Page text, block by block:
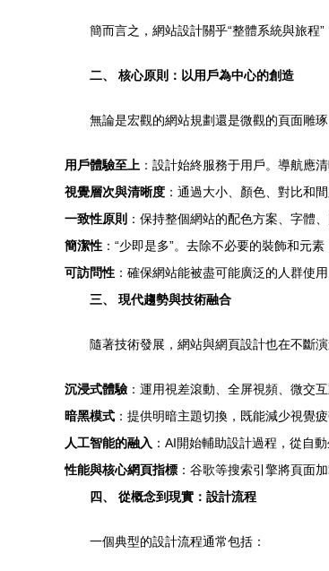
簡而言之，網站設計關乎“整體系統與旅程”
二、 核心原則：以用戶為中心的創造
無論是宏觀的網站規劃還是微觀的頁面雕
用戶體驗至上 ：設計始終服務于用戶。導航應
視覺層次與清晰度 ：通過大小、顏色、對比和
一致性原則 ：保持整個網站的配色方案、字體
簡潔性 ：“少即是多”。去除不必要的裝飾和元
可訪問性 ：確保網站能被盡可能廣泛的人群使
三、 現代趨勢與技術融合
隨著技術發展，網站與網頁設計也在不斷演
沉浸式體驗 ：運用視差滾動、全屏視頻、微交
暗黑模式 ：提供明暗主題切換，既能減少視覺
人工智能的融入 ：AI開始輔助設計過程，從自
性能與核心網頁指標 ：谷歌等搜索引擎將頁面
四、 從概念到現實：設計流程
一個典型的設計流程通常包括：